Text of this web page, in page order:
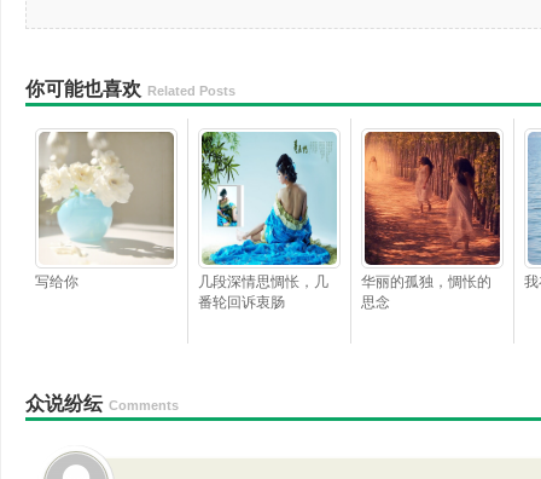
你可能也喜欢 Related Posts
写给你
几段深情思惆怅，几
番轮回诉衷肠
华丽的孤独，惆怅的
思念
众说纷纭 Comments